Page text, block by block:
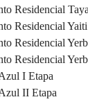
Residencial
Residencial Yaiti
Residencial
Residencial
I Etapa
II Etapa